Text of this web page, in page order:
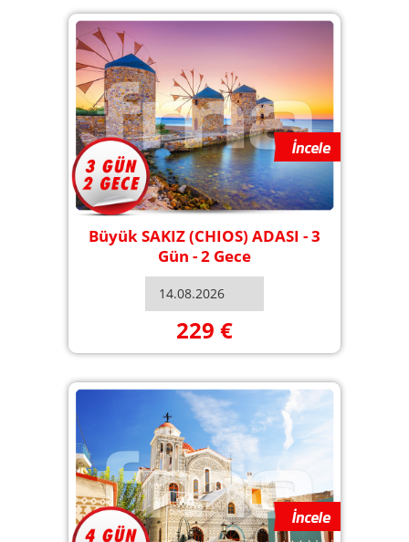
Büyük SAKIZ (CHIOS) ADASI - 3
Gün - 2 Gece
229 €